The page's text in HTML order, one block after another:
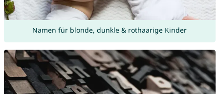
Namen für blonde, dunkle & rothaarige Kinder